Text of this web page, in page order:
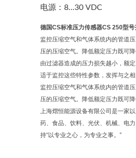
电源：8...30 VDC
德国CS标准压力传感器CS 250型号
监控压缩空气和气体系统内的管道
压的压缩空气。降低额定压力既可
由过滤器造成的压力损失越小，额
适于监控这些特性参数，发挥与之
监控压缩空气和气体系统内的管道
压的压缩空气。降低额定压力既可
上海熠恒能源设备有限公司是一家
药、食品、饮料、光伏、机械、电
持“以专业之心，为专业之事。”